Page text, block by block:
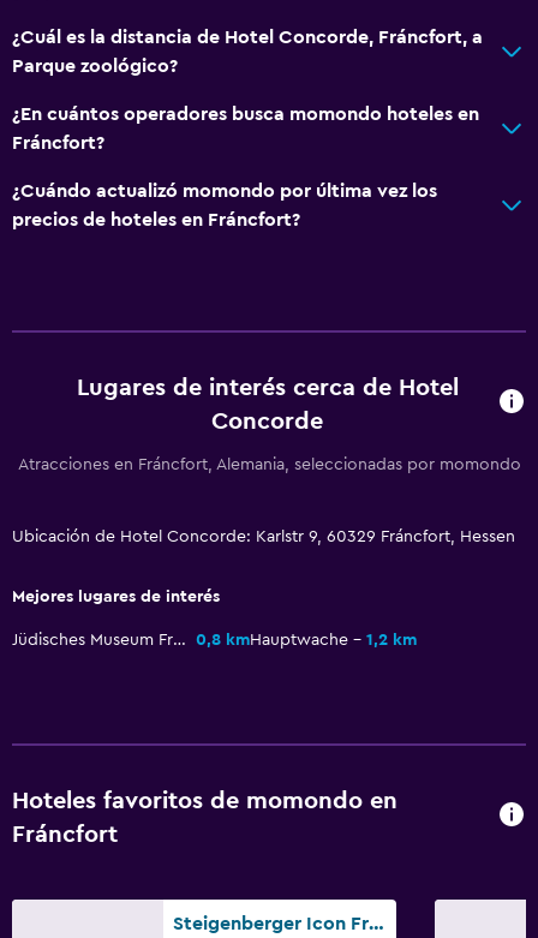
Ascensor
Hipoalergénico
Habitación hipoalergénica
Gorro de baño
Secador de pelo
Cepillo de dientes
Zona de estar
Pantuflas
¿Cuál es la distancia de Hotel Concorde, Fráncfort, a
Parque zoológico?
¿En cuántos operadores busca momondo hoteles en
Fráncfort?
¿Cuándo actualizó momondo por última vez los
precios de hoteles en Fráncfort?
Lugares de interés cerca de Hotel
Concorde
Atracciones en Fráncfort, Alemania, seleccionadas por momondo
Ubicación de Hotel Concorde: Karlstr 9, 60329 Fráncfort, Hessen
Mejores lugares de interés
Jüdisches Museum Frankfurt 0,8 kmHauptwache 1,2 km
Hoteles favoritos de momondo en
Fráncfort
Steigenberger Icon Frankfurter Hof